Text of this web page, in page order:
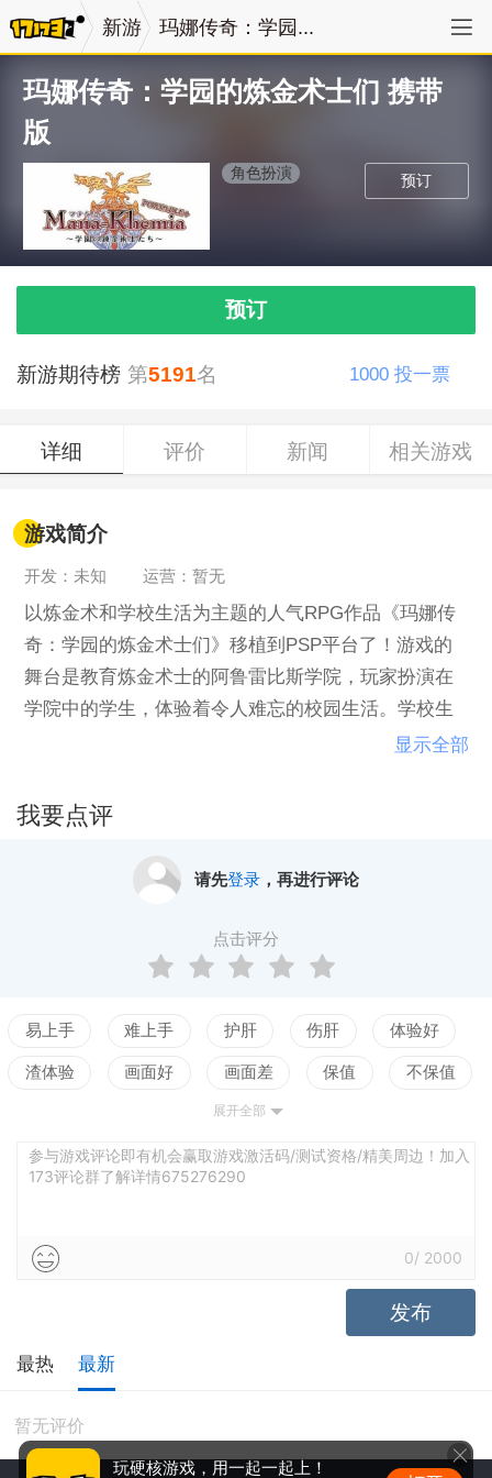
新游 玛娜传奇：学园...
玛娜传奇：学园的炼金术士们 携带
版
预订
角色扮演
预订
新游期待榜 第5191名 1000 投一票
详细 评价 新闻 相关游戏
游戏简介
开发：未知 运营：暂无
以炼金术和学校生活为主题的人气RPG作品《玛娜传
奇：学园的炼金术士们》移植到PSP平台了！游戏的
舞台是教育炼金术士的阿鲁雷比斯学院，玩家扮演在
学院中的学生，体验着令人难忘的校园生活。学校生
活分为不同的学期，玩家在每学期开始时需要选择所
求之后就可以开始自由时间。在自由时间内，玩家可
显示全部
我要点评
请先登录，再进行评论
点击评分
易上手 难上手 护肝 伤肝 体验好
渣体验 画面好 画面差 保值 不保值
测试
展开全部
参与游戏评论即有机会赢取游戏激活码/测试资格/精美周边！加入
173评论群了解详情675276290
0/ 2000
发布
最热 最新
暂无评价
玩硬核游戏，用一起一起上！